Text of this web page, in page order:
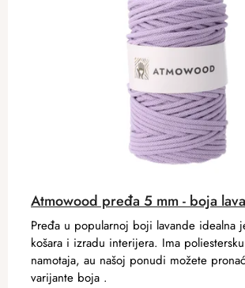
Atmowood pređa 5 mm - boja
Pređa u popularnoj boji lavande idealna
košara i izradu interijera. Ima
namotaja, au našoj ponudi možete
varijante boja .